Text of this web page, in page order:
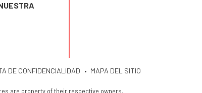
DE CONFIDENCIALIDAD MAPA DEL SITIO
are property of their respective owners.